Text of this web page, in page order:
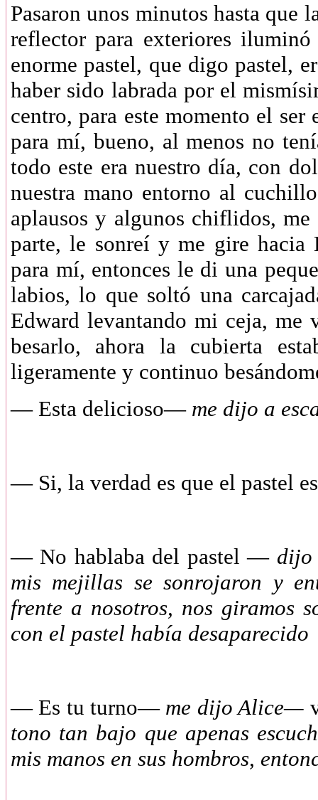
Pasaron unos minutos hasta que
reflector para exteriores
enorme pastel, que digo pastel,
haber sido labrada por el
centro, para este momento el
para mí, bueno, al menos no
todo este era nuestro día, con
nuestra mano entorno al
aplausos y algunos chiflidos,
parte, le sonreí y me gire hacia
para mí, entonces le di una
labios, lo que soltó una
Edward levantando mi ceja, me
besarlo, ahora la cubierta
ligeramente y continuo
— Esta delicioso— me dijo a
— Si, la verdad es que el pastel
— No hablaba del pastel — dijo
mis mejillas se sonrojaron y
frente a nosotros, nos giramos
con el pastel había desaparecido
— Es tu turno—me dijo Alice—
tono tan bajo que apenas
mis manos en sus hombros,